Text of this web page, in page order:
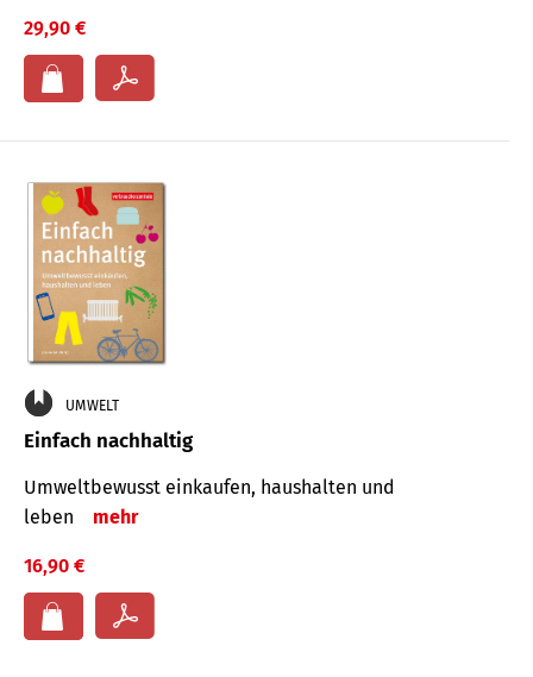
29,90 €
UMWELT
Einfach nachhaltig
Umweltbewusst einkaufen, haushalten und
leben
mehr
16,90 €